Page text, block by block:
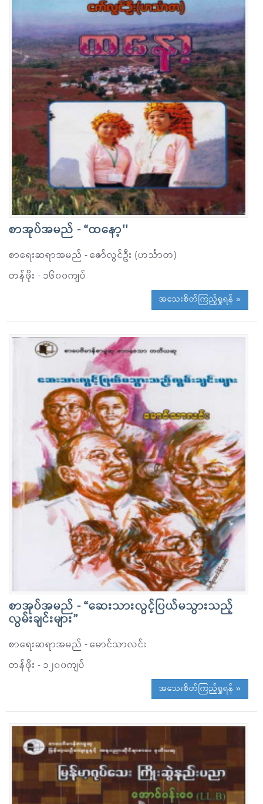
စာအုပ်အမည် - “ထနော့''
စာရေးဆရာအမည် - ဇော်လွင်ဦး (ဟင်္သာတ)
တန်ဖိုး - ၁၆၀၀ကျပ်
အသေးစိတ်ကြည့်ရှုရန် »
စာအုပ်အမည် - “ဆေးသားလွင့်ပြယ်မသွားသည့်
လွမ်းချင်းများ”
စာရေးဆရာအမည် - မောင်သာလင်း
တန်ဖိုး - ၁၂၀၀ကျပ်
အသေးစိတ်ကြည့်ရှုရန် »